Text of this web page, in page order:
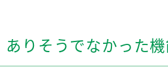
りそうでなかった機